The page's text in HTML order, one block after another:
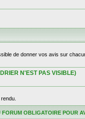
de donner vos avis sur
N'EST PAS VISIBLE)
OBLIGATOIRE POUR